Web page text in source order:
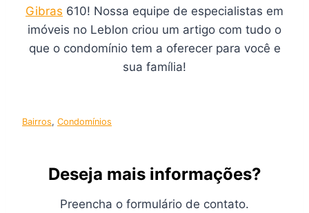
Gibras 610! Nossa equipe de especialistas em
imóveis no Leblon criou um artigo com tudo o
que o condomínio tem a oferecer para você e
sua família!
Bairros, Condomínios
Deseja mais informações?
Preencha o formulário de contato.